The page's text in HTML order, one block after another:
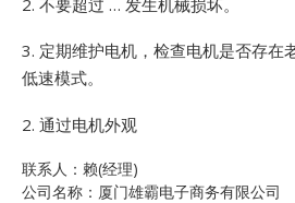
3. 定期维护电机，检查电机是否存在
低速模式。
2. 通过电机外观
联系人：赖(经理)
公司名称：厦门雄霸电子商务有限公司